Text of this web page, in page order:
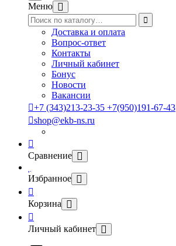
Меню
Доставка и оплата
Вопрос-ответ
Контакты
Личный кабинет
Бонус
Новости
Вакансии
+7 (343)213-23-35 +7(950)191-67-43
shop@ekb-ns.ru
Сравнение
Избранное
Корзина
Личный кабинет